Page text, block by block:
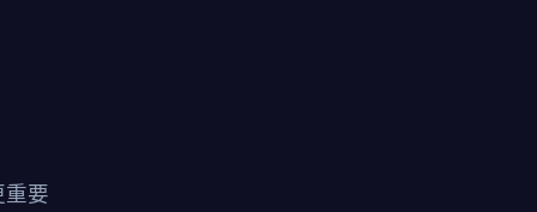
要